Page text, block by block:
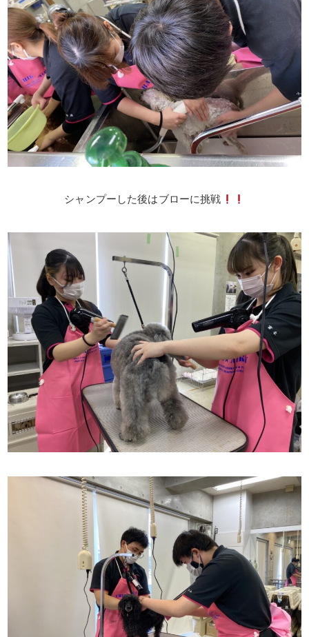
シャンプーした後はブローに挑戦